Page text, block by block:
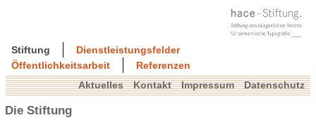
Stiftung
Dienstleistungsfelder
Öffentlichkeitsarbeit
Referenzen
Aktuelles
Kontakt Impressum Datenschutz
Die Stiftung